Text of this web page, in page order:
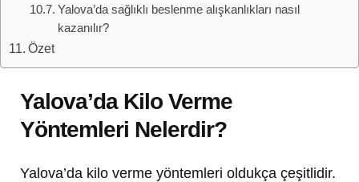
Yalova’da sağlıklı beslenme alışkanlıkları nasıl
kazanılır?
Özet
Yalova’da Kilo Verme
Yöntemleri Nelerdir?
Yalova’da kilo verme yöntemleri oldukça çeşitlidir.